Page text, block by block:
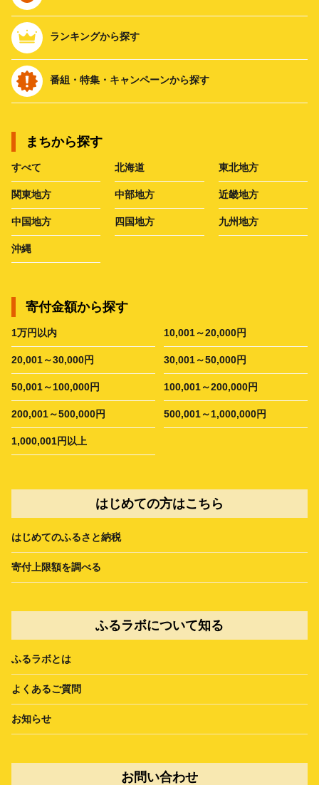
ランキングから探す
番組・特集・キャンペーンから探す
まちから探す
すべて 北海道 東北地方
関東地方 中部地方 近畿地方
中国地方 四国地方 九州地方
沖縄
寄付金額から探す
1万円以内 10,001～20,000円
20,001～30,000円 30,001～50,000円
50,001～100,000円 100,001～200,000円
200,001～500,000円 500,001～1,000,000円
1,000,001円以上
はじめての方はこちら
はじめてのふるさと納税
寄付上限額を調べる
ふるラボについて知る
ふるラボとは
よくあるご質問
お知らせ
お問い合わせ